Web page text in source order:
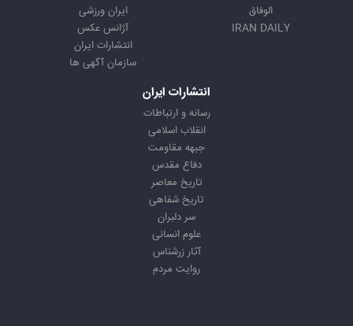
الوفاق
IRAN DAILY
ایران ورزشی
آژانس عکس
انتشارات ایران
سازمان آگهی ها
انتشارات ایران
رسانه و ارتباطات
انقلاب اسلامی
جبهه مقاومت
دفاع مقدس
تاریخ معاصر
تاریخ شفاهی
سر دلبران
علوم انسانی
آثار زرشناس
روایت مردم